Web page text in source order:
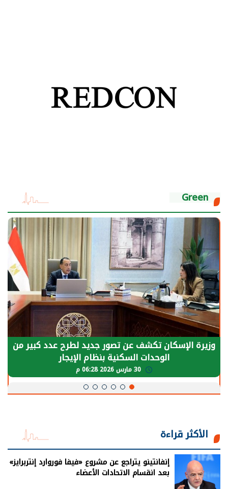
Green
وزيرة الإسكان تكشف عن تصور جديد لطرح عدد كبير من
الوحدات السكنية بنظام الإيجار
الأكثر قراءة
إنفانتينو يتراجع عن مشروع «فيفا فوروارد إنتربرايز»
بعد انقسام الاتحادات الأعضاء